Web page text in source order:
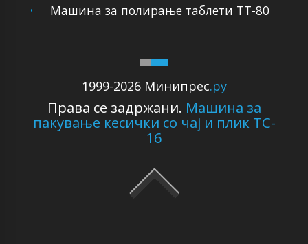
1999-2026 Минипрес.ру
Права се задржани. Машина за
пакување кесички со чај и плик TC-
16
Машина за полирање таблети TT-80